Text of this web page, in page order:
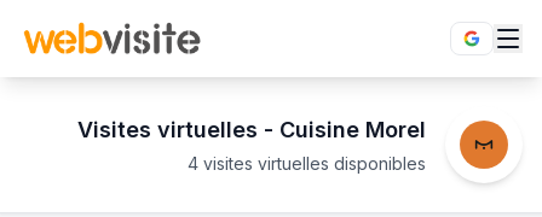
Visites virtuelles - Cuisine Morel
4 visites virtuelles disponibles